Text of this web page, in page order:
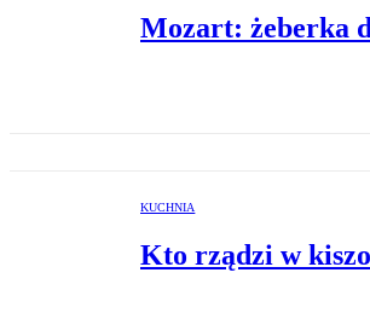
Mozart: żeberka
KUCHNIA
Kto rządzi w